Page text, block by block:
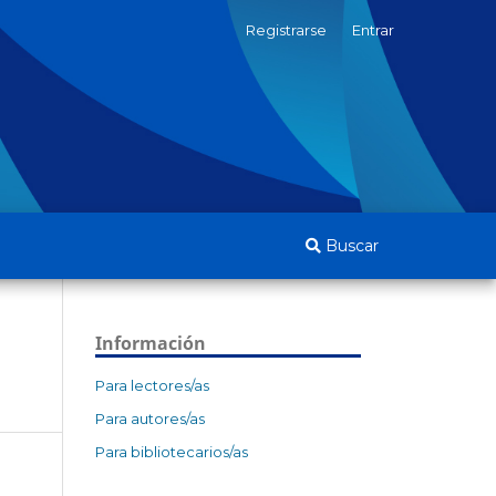
Buscar
Registrarse Entrar
Información
Para lectores/as
Para autores/as
Para bibliotecarios/as